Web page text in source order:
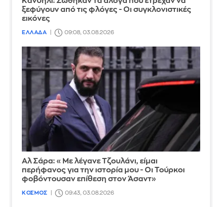
ξεφύγουν από τις φλόγες - Οι συγκλονιστικές
εικόνες
ΕΛΛΑΔΑ 09:08, 03.08.2026
Αλ Σάρα: «Με λέγανε Τζουλάνι, είμαι
περήφανος για την ιστορία μου - Οι Τούρκοι
φοβόντουσαν επίθεση στον Άσαντ»
ΚΟΣΜΟΣ 09:43, 03.08.2026